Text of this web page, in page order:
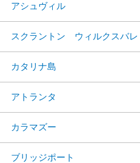
アシュヴィル
スクラントン ウィルクスバレ
カタリナ島
アトランタ
カラマズー
ブリッジポート